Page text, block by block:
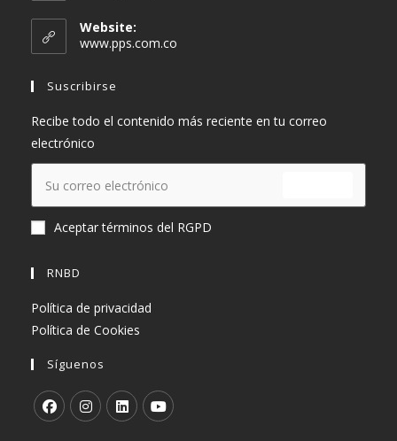
Website:
www.pps.com.co
Suscribirse
Recibe todo el contenido más reciente en tu correo
electrónico
Aceptar términos del RGPD
RNBD
Política de privacidad
Política de Cookies
Síguenos